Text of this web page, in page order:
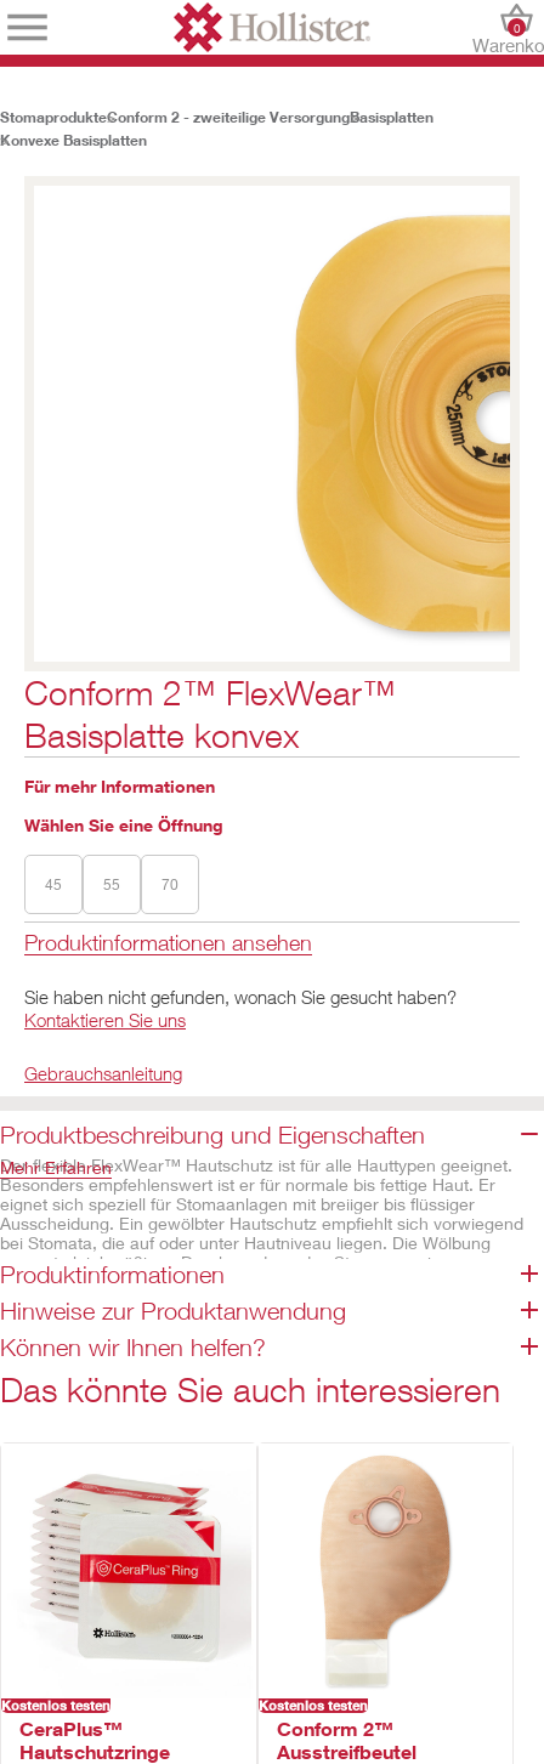
0
StomaprodukteConform 2 - zweiteilige VersorgungBasisplatten
Konvexe Basisplatten
Conform 2™ FlexWear™
Basisplatte konvex
Für mehr Informationen
Wählen Sie eine Öffnung
45 55 70
Produktinformationen ansehen
Sie haben nicht gefunden, wonach Sie gesucht haben?
Kontaktieren Sie uns
Gebrauchsanleitung
Produktbeschreibung und Eigenschaften
Der flexible FlexWear™ Hautschutz ist für alle Hauttypen geeignet.
Besonders empfehlenswert ist er für normale bis fettige Haut. Er
eignet sich speziell für Stomaanlagen mit breiiger bis flüssiger
Ausscheidung. Ein gewölbter Hautschutz empfiehlt sich vorwiegend
bei Stomata, die auf oder unter Hautniveau liegen. Die Wölbung
erzeugt gleichmäßigen Druck rund um das Stoma um ein
Hervorstehen des Stomas zu erreichen. Die stomaumgebende Haut
wird so zuverlässig vor Unterwanderung geschützt. Die Basisplatte
verfügt über einen untergreifbaren Rastring. Dieser vermindert den
Druck auf die Bauchdecke beim Anbringen des Beutels und verbindet
beide Teile. Ein hörbares „Klick“ signalisiert, dass das System
miteinander verbunden ist. Der Beutelwechsel kann separat vom
Wechsel der Basisplatte erfolgen.
Geeignet für Versorgungswechsel ab 1x täglich und somit für
längere Tragezeiten
Ausschneidbare oder vorgefertigte Varianten
Kombinierbar mit Beuteln der Rastringgrößen 45, 55 und 70mm
Mehr Erfahren
Produktinformationen
Hinweise zur Produktanwendung
Können wir Ihnen helfen?
Das könnte Sie auch interessieren
Kostenlos testen
CeraPlus™
Hautschutzringe
Kostenlos testen
Conform 2™
Ausstreifbeutel